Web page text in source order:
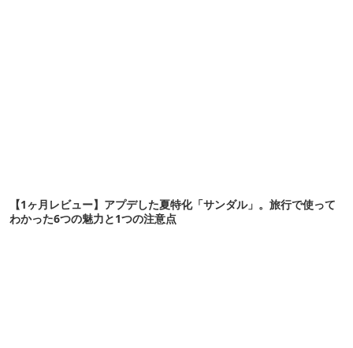
【1ヶ月レビュー】アプデした夏特化「サンダル」。旅行で使って
わかった6つの魅力と1つの注意点